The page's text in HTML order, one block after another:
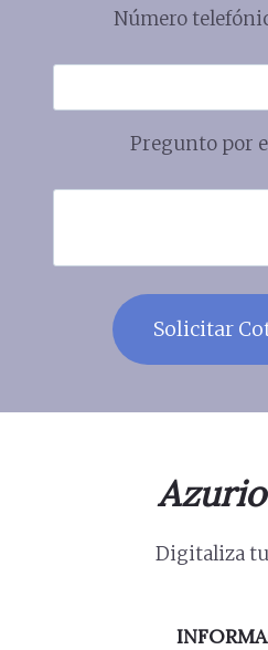
Número
Pregunto por
Azurio
Digitaliza